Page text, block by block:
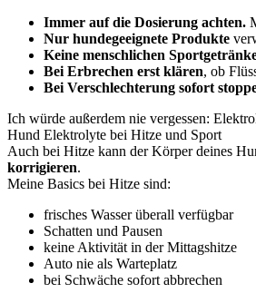
Immer auf die Dosierung achten.
Nur hundegeeignete Produkte
Keine menschlichen
Bei Erbrechen erst klären, ob
Bei Verschlechterung sofort
Ich würde außerdem nie vergessen:
Hund Elektrolyte bei Hitze und Sport
Auch bei Hitze kann der Körper deines
korrigieren.
Meine Basics bei Hitze sind:
frisches Wasser überall verfügbar
Schatten und Pausen
keine Aktivität in der Mittagshitze
Auto nie als Warteplatz
bei Schwäche sofort abbrechen